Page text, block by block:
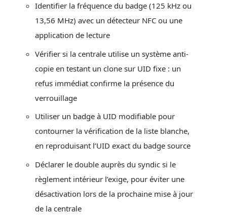
Identifier la fréquence du badge (125 kHz ou
13,56 MHz) avec un détecteur NFC ou une
application de lecture
Vérifier si la centrale utilise un système anti-
copie en testant un clone sur UID fixe : un
refus immédiat confirme la présence du
verrouillage
Utiliser un badge à UID modifiable pour
contourner la vérification de la liste blanche,
en reproduisant l’UID exact du badge source
Déclarer le double auprès du syndic si le
règlement intérieur l’exige, pour éviter une
désactivation lors de la prochaine mise à jour
de la centrale